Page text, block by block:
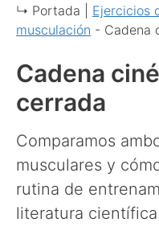
↳ Portada | Ejercicios
musculación - Cadena
Cadena
cerrada
Comparamos
musculares y
rutina de
literatura